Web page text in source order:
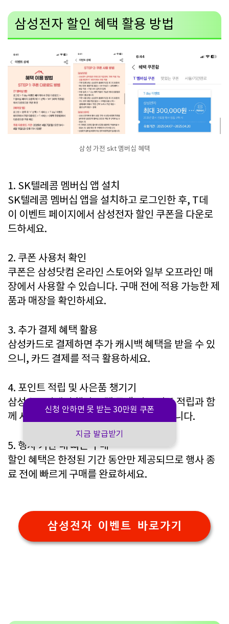
삼성전자 할인 혜택 활용 방법
삼성 가전 skt 멤버십 혜택
1. SK텔레콤 멤버십 앱 설치
SK텔레콤 멤버십 앱을 설치하고 로그인한 후, T데
이 이벤트 페이지에서 삼성전자 할인 쿠폰을 다운로
드하세요.
2. 쿠폰 사용처 확인
쿠폰은 삼성닷컴 온라인 스토어와 일부 오프라인 매
장에서 사용할 수 있습니다. 구매 전에 적용 가능한 제
품과 매장을 확인하세요.
3. 추가 결제 혜택 활용
삼성카드로 결제하면 추가 캐시백 혜택을 받을 수 있
으니, 카드 결제를 적극 활용하세요.
4. 포인트 적립 및 사은품 챙기기
삼성스토어에서 행사 모델 구매 시 포인트 적립과 함
께 사은품(영화 예매권 등)을 받을 수 있습니다.
5. 행사 기간 내 빠른 구매
할인 혜택은 한정된 기간 동안만 제공되므로 행사 종
료 전에 빠르게 구매를 완료하세요.
삼성전자 이벤트 바로가기
신청 안하면 못 받는 30만원 쿠폰
지금 발급받기